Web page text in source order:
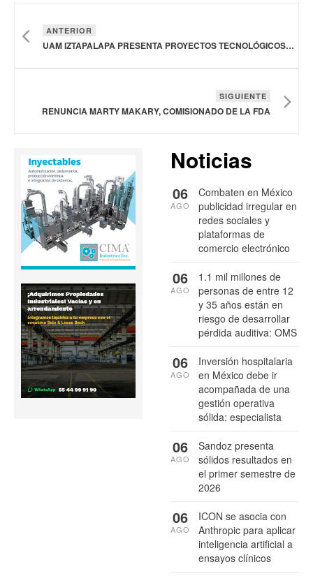
ANTERIOR
UAM IZTAPALAPA PRESENTA PROYECTOS TECNOLÓGICOS Y PROTOTIPOS INNOVADORES: PIEL DE TILAPIA CONTRA QUEMADURAS
SIGUIENTE
RENUNCIA MARTY MAKARY, COMISIONADO DE LA FDA
Noticias
Combaten en México
publicidad irregular en
redes sociales y
plataformas de
comercio electrónico
06
AGO
1.1 mil millones de
personas de entre 12
y 35 años están en
riesgo de desarrollar
pérdida auditiva: OMS
06
AGO
Inversión hospitalaria
en México debe ir
acompañada de una
gestión operativa
sólida: especialista
06
AGO
Sandoz presenta
sólidos resultados en
el primer semestre de
2026
06
AGO
ICON se asocia con
Anthropic para aplicar
inteligencia artificial a
ensayos clínicos
06
AGO